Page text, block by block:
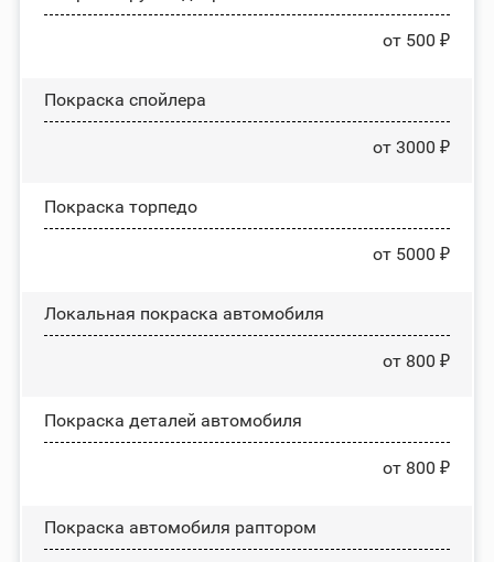
от 500 ₽
Покраска спойлера
от 3000 ₽
Покраска торпедо
от 5000 ₽
Локальная покраска автомобиля
от 800 ₽
Покраска деталей автомобиля
от 800 ₽
Покраска автомобиля раптором